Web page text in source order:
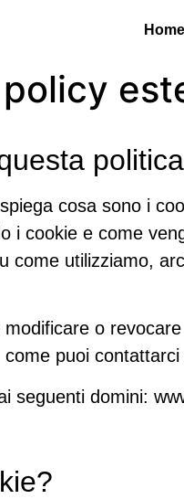
Home
cosa sono i
i cookie e come
come utilizziamo,
o
puoi
seguenti domini: